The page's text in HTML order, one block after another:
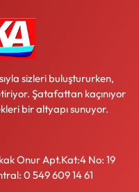
sizleri buluştururken,
Şatafattan kaçınıyor
bir altyapı sunuyor.
Onur Apt.Kat:4 No: 19
0 549 609 14 61